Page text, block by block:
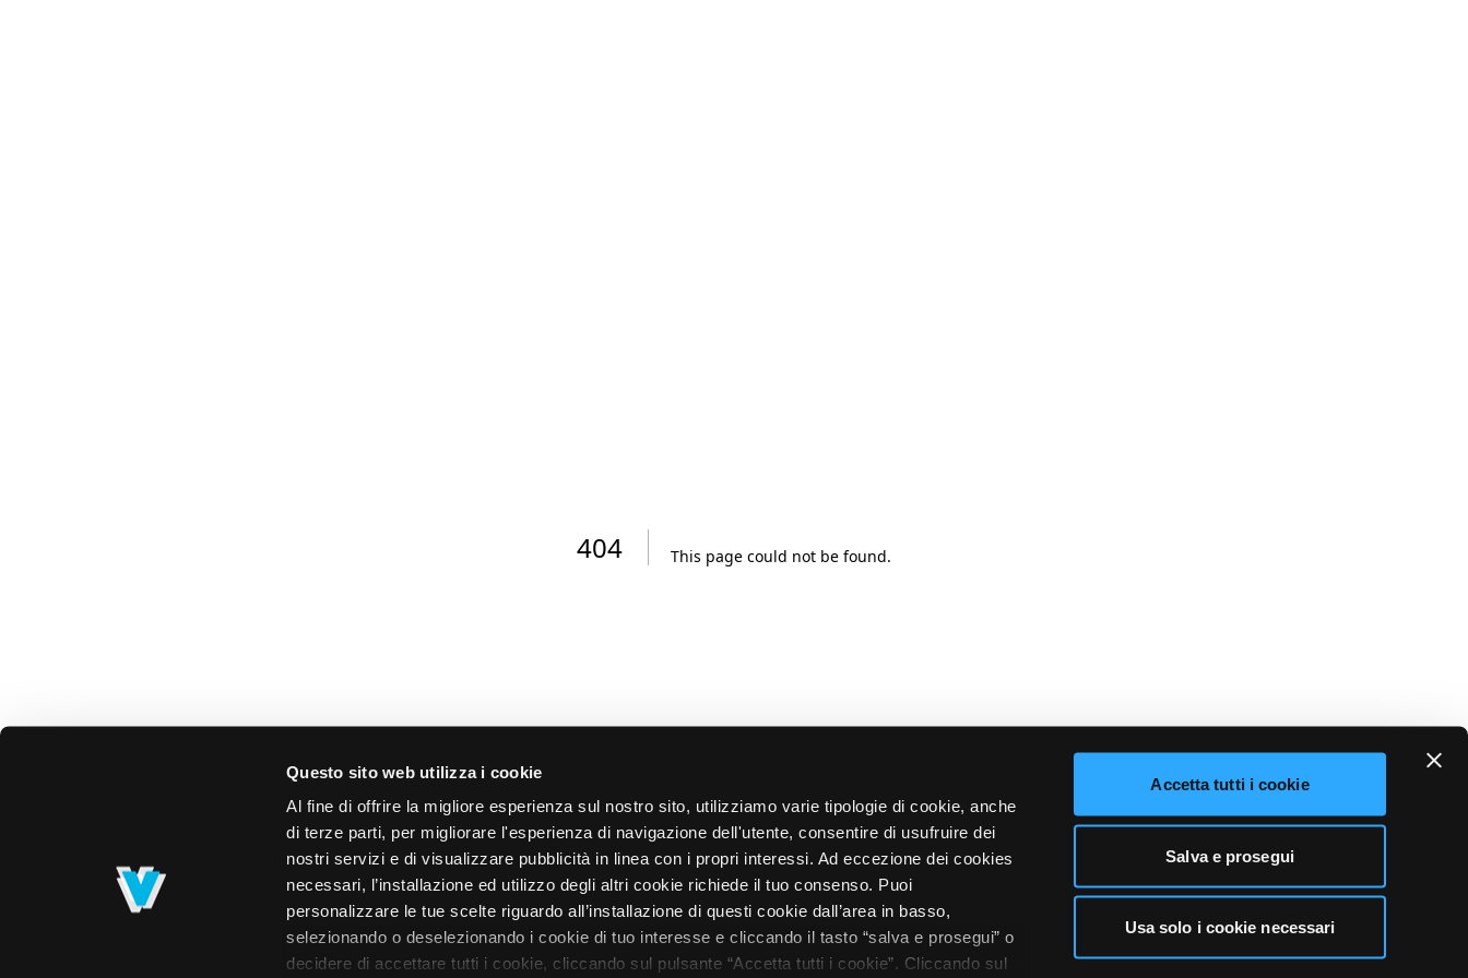
Questo sito web utilizza i cookie
Al fine di offrire la migliore esperienza sul nostro sito, utilizziamo varie tipologie di cookie, anche
di terze parti, per migliorare l'esperienza di navigazione dell'utente, consentire di usufruire dei
nostri servizi e di visualizzare pubblicità in linea con i propri interessi. Ad eccezione dei cookies
necessari, l’installazione ed utilizzo degli altri cookie richiede il tuo consenso. Puoi
personalizzare le tue scelte riguardo all’installazione di questi cookie dall’area in basso,
selezionando o deselezionando i cookie di tuo interesse e cliccando il tasto “salva e prosegui” o
decidere di accettare tutti i cookie, cliccando sul pulsante “Accetta tutti i cookie”. Cliccando sul
Accetta tutti i cookie
Salva e prosegui
Usa solo i cookie necessari
404 This page could not be found.